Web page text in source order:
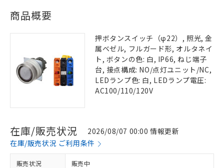
商品概要
押ボタンスイッチ（φ22）, 照光, 金
属ベゼル, フルガード形, オルタネイ
ト, ボタンの色: 白, IP66, ねじ端子
台, 接点構成: NO/点灯ユニット/NC,
LEDランプ色: 白, LEDランプ電圧:
AC100/110/120V
在庫/販売状況
2026/08/07 00:00 情報更新
在庫/販売状況 ご利用条件
販売状況 販売中